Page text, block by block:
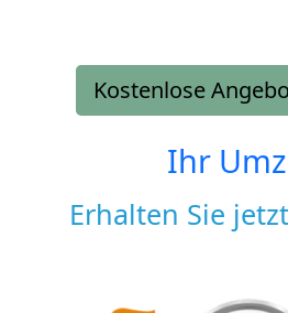
Kostenlose
Ihr
Erhalten Sie